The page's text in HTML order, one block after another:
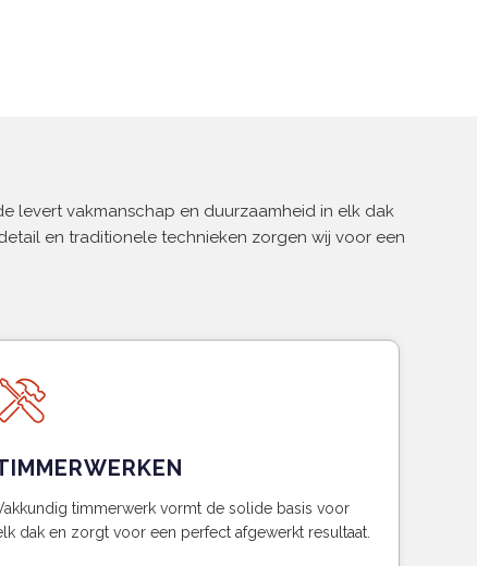
levert vakmanschap en duurzaamheid in elk dak
en traditionele technieken zorgen wij voor een
timmerwerk vormt de solide basis voor
dak en zorgt voor een perfect afgewerkt resultaat.